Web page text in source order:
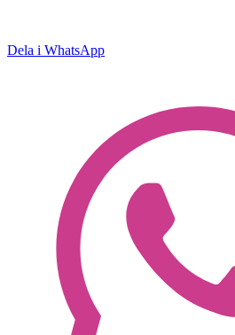
Dela i WhatsApp